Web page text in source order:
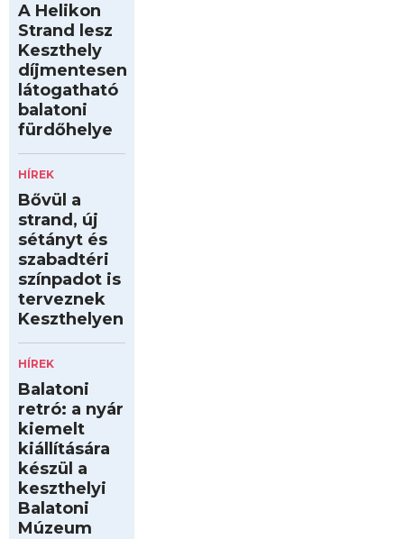
A Helikon
Strand lesz
Keszthely
díjmentesen
látogatható
balatoni
fürdőhelye
HÍREK
Bővül a
strand, új
sétányt és
szabadtéri
színpadot is
terveznek
Keszthelyen
HÍREK
Balatoni
retró: a nyár
kiemelt
kiállítására
készül a
keszthelyi
Balatoni
Múzeum